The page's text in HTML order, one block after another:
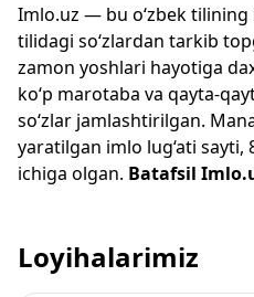
Imlo.uz — bu o‘zbek tilining
tilidagi so‘zlardan tarkib
zamon yoshlari hayotiga
ko‘p marotaba va qayta-
so‘zlar jamlashtirilgan.
yaratilgan imlo lug‘ati sayti,
ichiga olgan. Batafsil
Loyihalarimiz